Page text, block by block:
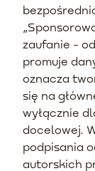
zaufanie -
promuje
oznacza
się na
wyłącznie
docelowej.
podpisania
autorskich